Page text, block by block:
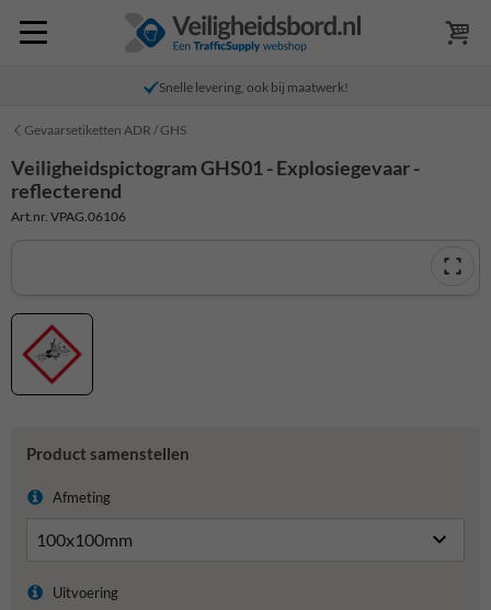
Snelle levering, ook bij maatwerk!
Gevaarsetiketten ADR / GHS
Veiligheidspictogram GHS01 - Explosiegevaar -
reflecterend
Art.nr. VPAG.06106
Product samenstellen
Afmeting
Uitvoering